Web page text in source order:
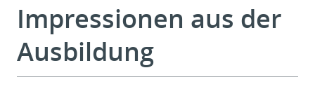
Impressionen aus der
Ausbildung